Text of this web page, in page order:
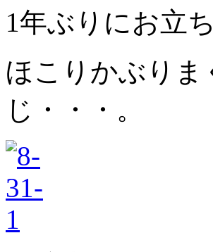
1年ぶりにお立
ほこりかぶりま
じ・・・。